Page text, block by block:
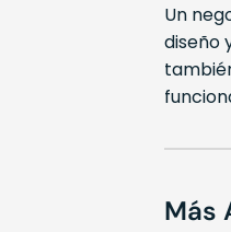
Un
diseño
Más